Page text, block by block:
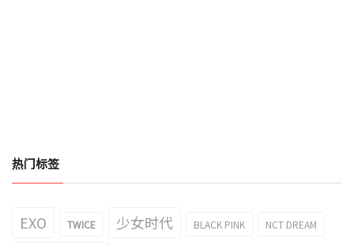
热门标签
EXO TWICE 少女时代 BLACK PINK NCT DREAM